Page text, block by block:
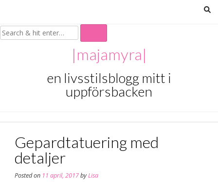
content
|majamyra|
en livsstilsblogg mitt i
uppförsbacken
Gepardtatuering med
detaljer
Posted on 11 april, 2017byLisa